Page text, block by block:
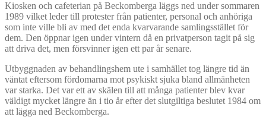
Kiosken och cafeterian på Beckomberga läggs ned under sommaren
1989 vilket leder till protester från patienter, personal och anhöriga
som inte ville bli av med det enda kvarvarande samlingsstället för
dem. Den öppnar igen under vintern då en privatperson tagit på sig
att driva det, men försvinner igen ett par år senare.
Utbyggnaden av behandlingshem ute i samhället tog längre tid än
väntat eftersom fördomarna mot psykiskt sjuka bland allmänheten
var starka. Det var ett av skälen till att många patienter blev kvar
väldigt mycket längre än i tio år efter det slutgiltiga beslutet 1984 om
att lägga ned Beckomberga.